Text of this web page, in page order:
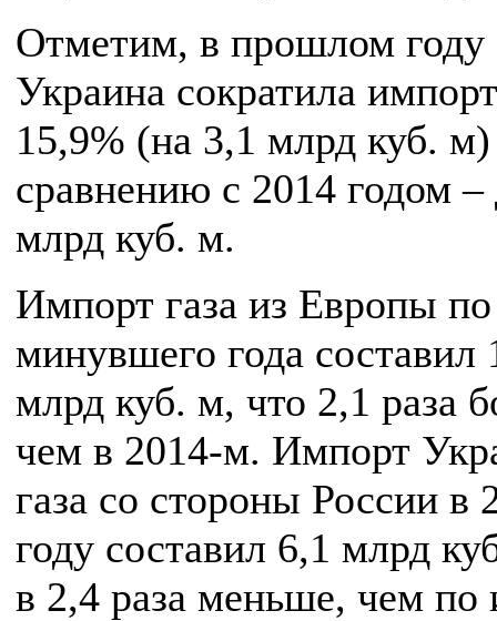
Отметим, в прошлом году
Украина сократила
15,9% (на 3,1 млрд куб.
сравнению с 2014 годом –
млрд куб. м.
Импорт газа из Европы
минувшего года составил
млрд куб. м, что 2,1 раза
чем в 2014-м. Импорт
газа со стороны России в
году составил 6,1 млрд
в 2,4 раза меньше, чем по